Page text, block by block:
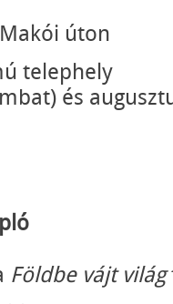
úton
telephely
és
Földbe vájt világ